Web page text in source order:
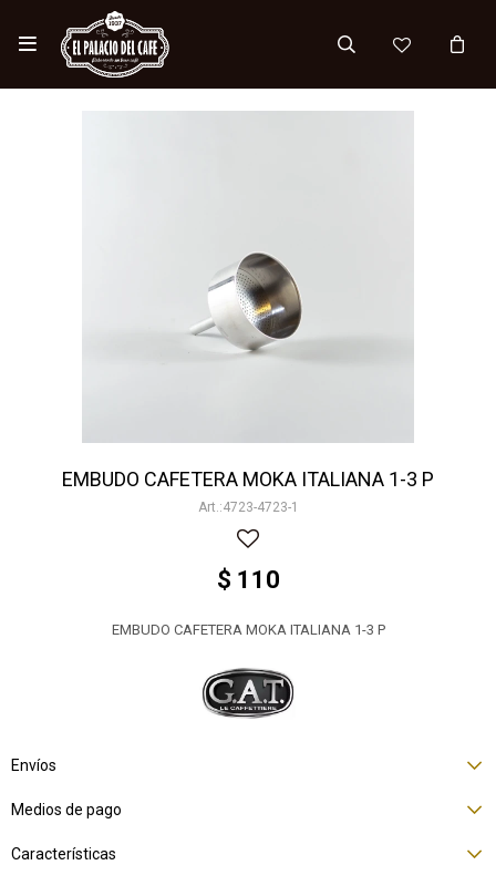

EMBUDO CAFETERA MOKA ITALIANA 1-3 P
4723-4723-1
$ 110
EMBUDO CAFETERA MOKA ITALIANA 1-3 P
Envíos
Medios de pago
Características